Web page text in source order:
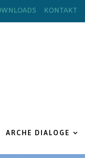
KONTAKT
ARCHE DIALOGE